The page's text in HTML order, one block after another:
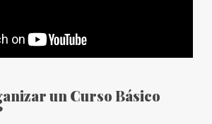
un Curso Básico